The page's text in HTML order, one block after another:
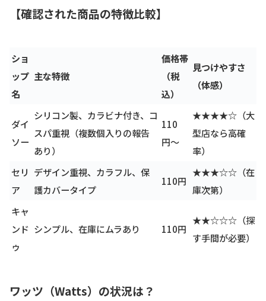
【確認された商品の特徴比較】
ショ
ップ
名
主な特徴
価格帯
（税
込）
見つけやすさ
（体感）
ダイ
ソー
シリコン製、カラビナ付き、コ
スパ重視（複数個入りの報告
あり）
110
円〜
★★★★☆（大
型店なら高確
率）
セリ
ア
デザイン重視、カラフル、保
護カバータイプ
110円
★★★☆☆（在
庫次第）
キャ
ンド
ゥ
シンプル、在庫にムラあり 110円
★★☆☆☆（探
す手間が必要）
ワッツ（Watts）の状況は？